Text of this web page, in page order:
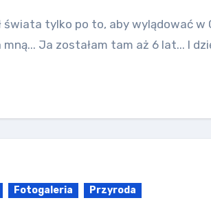
świata tylko po to, aby wylądować w
mną... Ja zostałam tam aż 6 lat... I
Fotogaleria Przyroda